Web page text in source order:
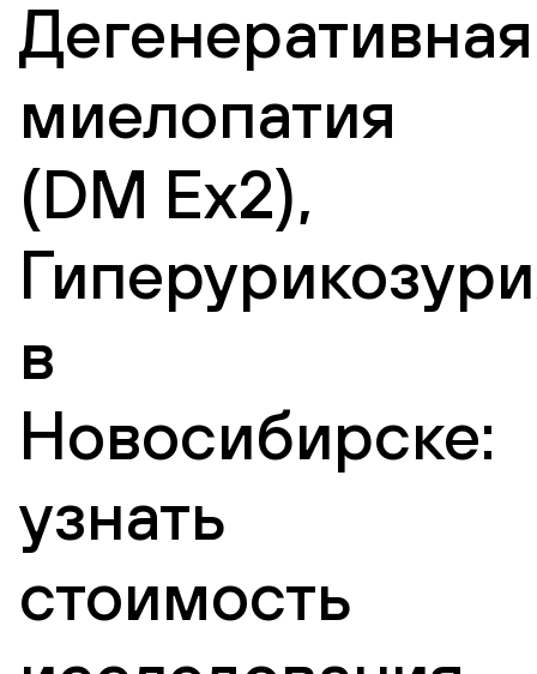
Дегенеративная
миелопатия
(DM Ex2),
в
Новосибирске:
узнать
стоимость